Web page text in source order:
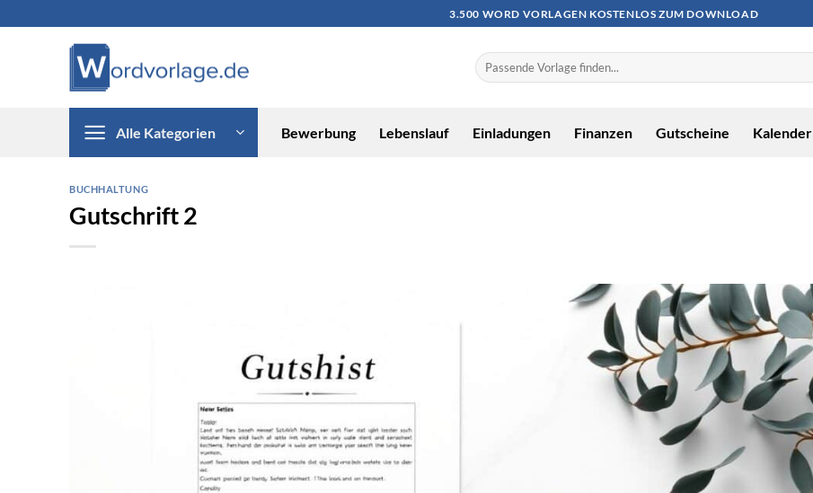
3.500 WORD VORLAGEN KOSTENLOS ZUM DOWNLOAD
Alle Kategorien Bewerbung Lebenslauf Einladungen Finanzen Gutscheine Kalender
BUCHHALTUNG
Gutschrift 2